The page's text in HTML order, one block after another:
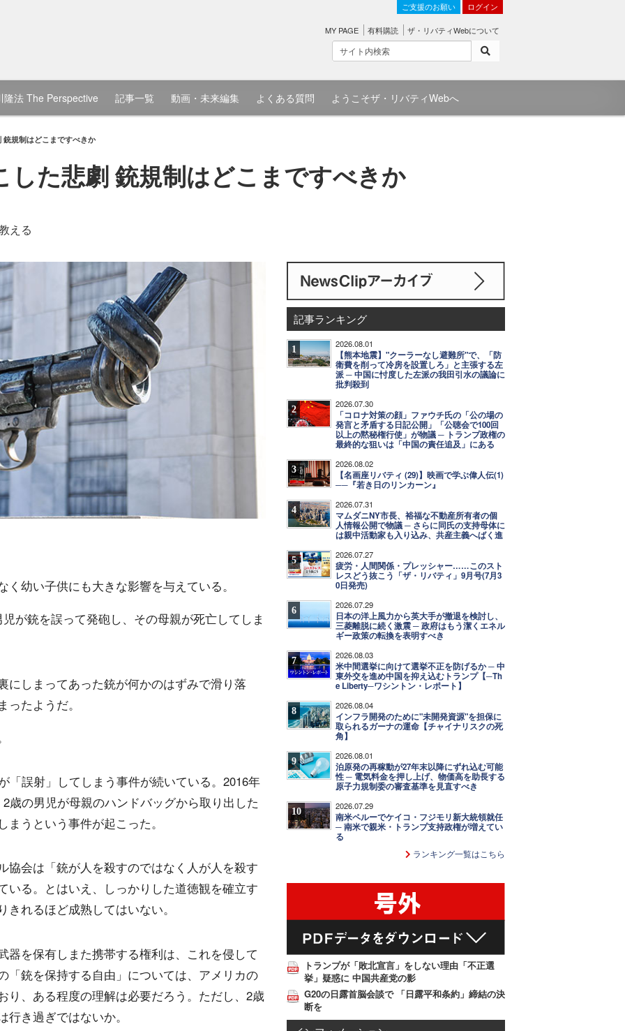
ご支援のお願い ログイン
MY PAGE 有料購読 ザ・リバティWebについて
隆法 The Perspective 記事一覧 動画・未来編集 よくある質問 ようこそザ・リバティWebへ
規制はどこまですべきか
した悲劇 銃規制はどこまですべきか
える
幼い子供にも大きな影響を与えている。
が銃を誤って発砲し、その母親が死亡してしま
にしまってあった銃が何かのはずみで滑り落
たようだ。
「誤射」してしまう事件が続いている。2016年
歳の男児が母親のハンドバッグから取り出した
うという事件が起こった。
協会は「銃が人を殺すのではなく人が人を殺す
いる。とはいえ、しっかりした道徳観を確立す
れるほど成熟してはいない。
器を保有しまた携帯する権利は、これを侵して
「銃を保持する自由」については、アメリカの
り、ある程度の理解は必要だろう。ただし、2歳
き過ぎではないか。
記事ランキング
1 2026.08.01
【熊本地震】"クーラーなし避難所"で、「防
衛費を削って冷房を設置しろ」と主張する左
派 ─ 中国に忖度した左派の我田引水の議論に
批判殺到
2 2026.07.30
「コロナ対策の顔」ファウチ氏の「公の場の
発言と矛盾する日記公開」「公聴会で100回
以上の黙秘権行使」が物議 ─ トランプ政権の
最終的な狙いは「中国の責任追及」にある
3 2026.08.02
【名画座リバティ (29)】映画で学ぶ偉人伝(1)
──『若き日のリンカーン』
4 2026.07.31
マムダニNY市長、裕福な不動産所有者の個
人情報公開で物議 ─ さらに同氏の支持母体に
は親中活動家も入り込み、共産主義へばく進
5 2026.07.27
疲労・人間関係・プレッシャー……このスト
レスどう抜こう「ザ・リバティ」9月号(7月3
0日発売)
6 2026.07.29
日本の洋上風力から英大手が撤退を検討し、
三菱離脱に続く激震 ─ 政府はもう潔くエネル
ギー政策の転換を表明すべき
7 2026.08.03
米中間選挙に向けて選挙不正を防げるか ─ 中
東外交を進め中国を抑え込むトランプ【─Th
e Liberty─ワシントン・レポート】
8 2026.08.04
インフラ開発のために"未開発資源"を担保に
取られるガーナの運命【チャイナリスクの死
角】
9 2026.08.01
泊原発の再稼動が27年末以降にずれ込む可能
性 ─ 電気料金を押し上げ、物価高を助長する
原子力規制委の審査基準を見直すべき
10 2026.07.29
南米ペルーでケイコ・フジモリ新大統領就任
─ 南米で親米・トランプ支持政権が増えてい
る
ランキング一覧はこちら
トランプが「敗北宣言」をしない理由「不正選
挙」疑惑に 中国共産党の影
G20の日露首脳会談で 「日露平和条約」締結の決
断を